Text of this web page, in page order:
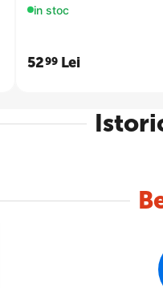
in stoc
5299 Lei